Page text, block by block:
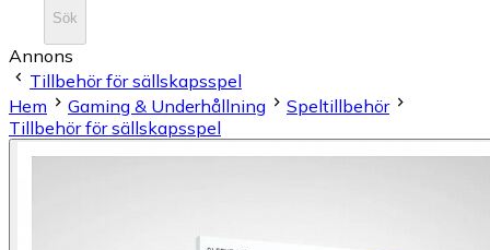
Sök
Annons
Tillbehör för sällskapsspel
Hem
Gaming & Underhållning
Speltillbehör
Tillbehör för sällskapsspel